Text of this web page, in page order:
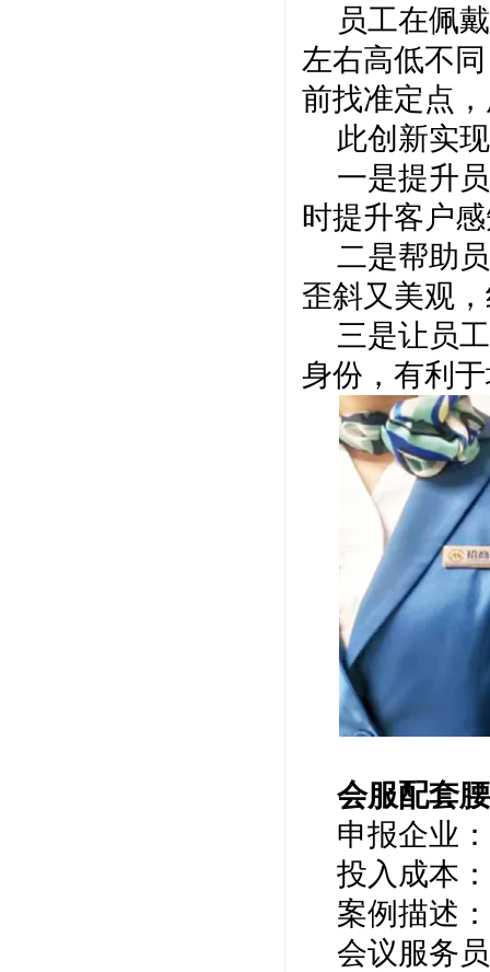
员工在佩
左右高低不
前找准定点
此创新实
一是提升
时提升客户
二是帮助
歪斜又美观
三是让员
身份，有利
会服配套
申报企业
投入成本：
案例描述：
会议服务